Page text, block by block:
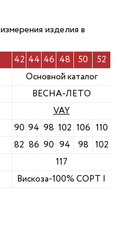
изделия в
42 44 46 48 50
52
Основной каталог
ВЕСНА-ЛЕТО
VAY
90 94 98 102 106
110
82 86 90 94 98
102
117
Вискоза-100% СОРТ I